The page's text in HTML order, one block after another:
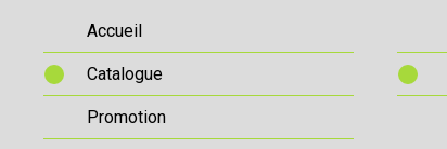
Accueil
Catalogue
Promotion